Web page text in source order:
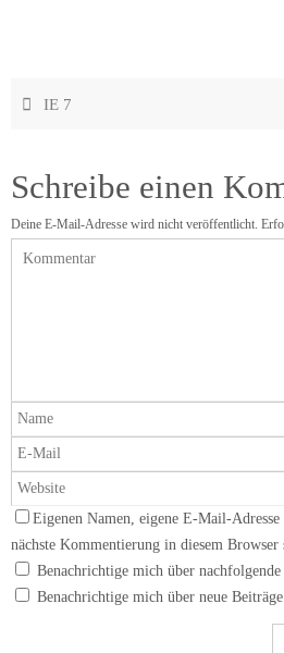
IE 7
Schreibe einen
Deine E-Mail-Adresse wird nicht veröffentlicht.
Eigenen Namen, eigene E-Mail-
nächste Kommentierung in diesem Browser
Benachrichtige mich über
Benachrichtige mich über neue